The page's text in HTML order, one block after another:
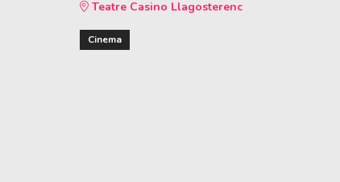
Teatre Casino Llagosterenc
Cinema